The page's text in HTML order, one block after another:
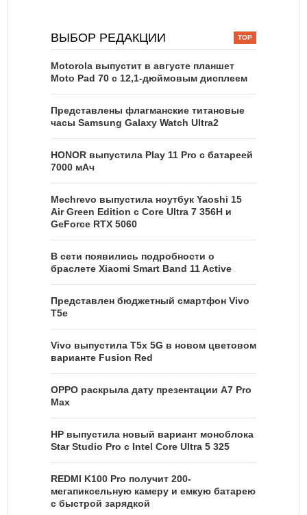
ВЫБОР РЕДАКЦИИ
Motorola выпустит в августе планшет
Moto Pad 70 с 12,1-дюймовым дисплеем
Представлены флагманские титановые
часы Samsung Galaxy Watch Ultra2
HONOR выпустила Play 11 Pro с батареей
7000 мАч
Mechrevo выпустила ноутбук Yaoshi 15
Air Green Edition с Core Ultra 7 356H и
GeForce RTX 5060
В сети появились подробности о
браслете Xiaomi Smart Band 11 Active
Представлен бюджетный смартфон Vivo
T5e
Vivo выпустила T5x 5G в новом цветовом
варианте Fusion Red
OPPO раскрыла дату презентации A7 Pro
Max
HP выпустила новый вариант моноблока
Star Studio Pro с Intel Core Ultra 5 325
REDMI K100 Pro получит 200-
мегапиксельную камеру и емкую батарею
с быстрой зарядкой